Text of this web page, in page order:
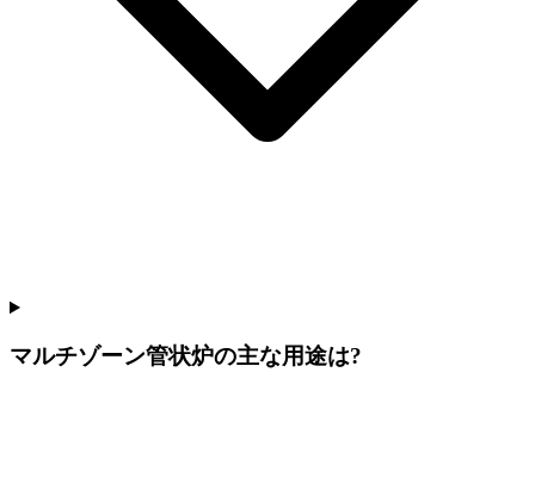
マルチゾーン管状炉の主な用途は?